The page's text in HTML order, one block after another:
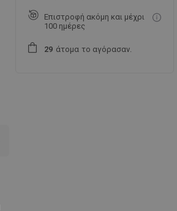
Επιστροφή ακόμη και μέχρι
100 ημέρες
29 άτομα το αγόρασαν.